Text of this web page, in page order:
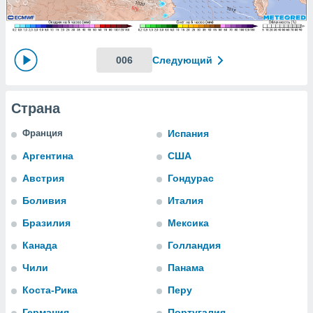
основе.
и
к веб-
всех
как
ПРОДОЛЖИТЬ
НАСТРОЙКИ
006 Следующий
Страна
Франция
Аргентина
Австрия
Боливия
Бразилия
Канада
Чили
Коста-Рика
Испания
США
Гондурас
Италия
Мексика
Голландия
Панама
Перу